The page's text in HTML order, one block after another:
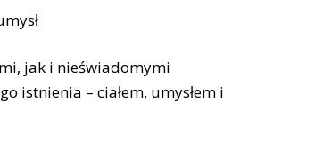
jak i nieświadomymi
istnienia – ciałem, umysłem i